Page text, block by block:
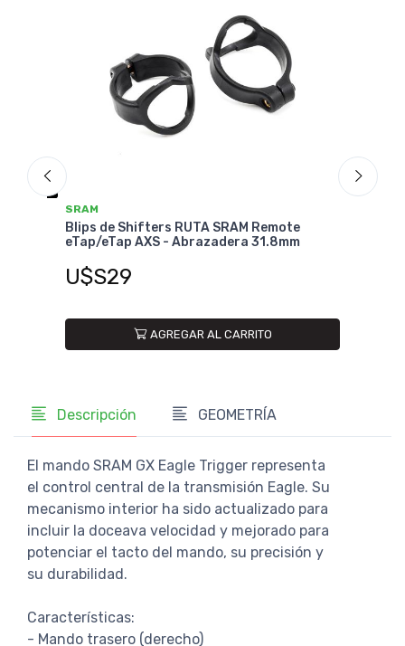
SRAM
Blips de Shifters RUTA SRAM Remote
eTap/eTap AXS - Abrazadera 31.8mm
U$S29
AGREGAR AL CARRITO
Descripción GEOMETRÍA
El mando SRAM GX Eagle Trigger representa
el control central de la transmisión Eagle. Su
mecanismo interior ha sido actualizado para
incluir la doceava velocidad y mejorado para
potenciar el tacto del mando, su precisión y
su durabilidad.
Características:
- Mando trasero (derecho)